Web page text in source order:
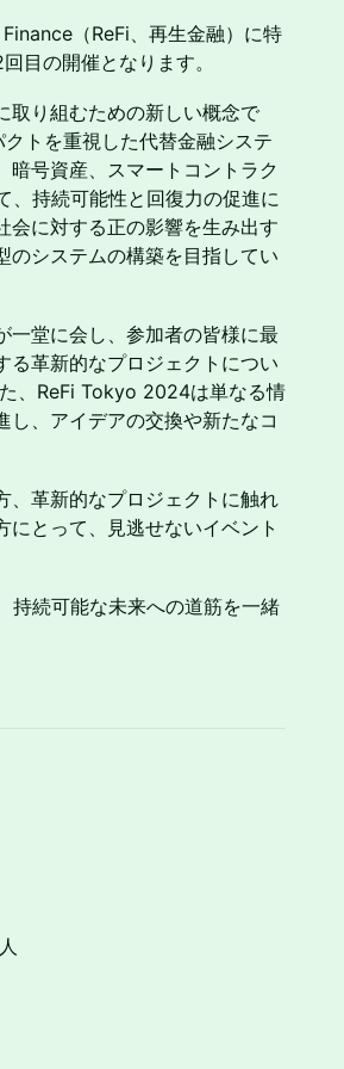
（ReFi、再生金融）に特
目の開催となります。
取り組むための新しい概念で
トを重視した代替金融システ
暗号資産、スマートコントラク
、持続可能性と回復力の促進に
会に対する正の影響を生み出す
のシステムの構築を目指してい
一堂に会し、参加者の皆様に最
る革新的なプロジェクトについ
、ReFi Tokyo 2024は単なる情
、アイデアの交換や新たなコ
、革新的なプロジェクトに触れ
にとって、見逃せないイベント
続可能な未来への道筋を一緒